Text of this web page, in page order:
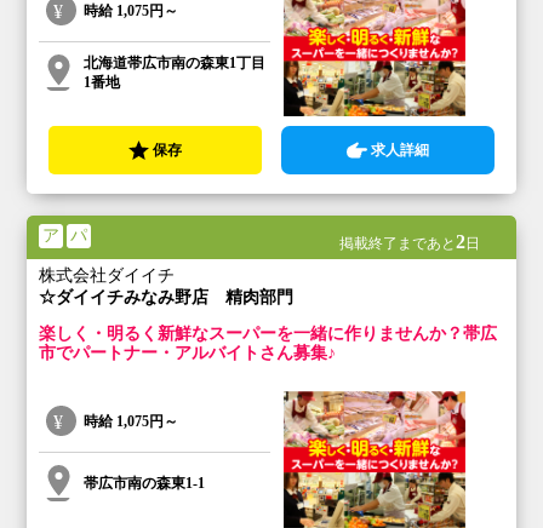
時給 1,075円～
北海道帯広市南の森東1丁目
1番地
保存 求人詳細
ア パ 掲載終了まであと 2日
株式会社ダイイチ
☆ダイイチみなみ野店 精肉部門
楽しく・明るく新鮮なスーパーを一緒に作りませんか？帯広
市でパートナー・アルバイトさん募集♪
時給 1,075円～
帯広市南の森東1-1